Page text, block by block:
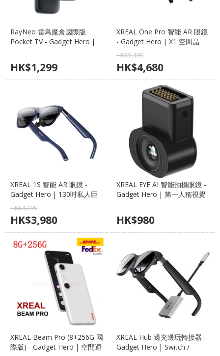
RayNeo 雷鳥魔盒國際版
Pocket TV - Gadget Hero |
Google TV、Netflix 認證
HK$1,299
XREAL One Pro 智能 AR 眼鏡
- Gadget Hero | X1 空間晶
片、BOSE 調音、171吋巨幕
HK$5,499
HK$4,680
XREAL 1S 智能 AR 眼鏡 -
Gadget Hero | 130吋私人巨
幕、Sony Micro-OLED、
120Hz 高刷
HK$4,199
HK$3,980
XREAL EYE AI 智能拍攝眼鏡 -
Gadget Hero | 第一人稱視覺
HK$980
XREAL Beam Pro (8+256G 國
際版) - Gadget Hero | 空間運
XREAL Hub 邊充邊玩轉接器 -
Gadget Hero | Switch /